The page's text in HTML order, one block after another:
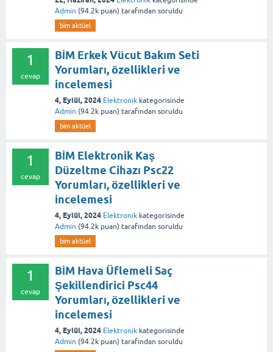
Admin (94.2k puan) tarafından soruldu
bi̇m aktüel
1
cevap
BİM Erkek Vücut Bakım Seti
Yorumları, özellikleri ve
incelemesi
4, Eylül, 2024 Elektronik kategorisinde
Admin (94.2k puan) tarafından soruldu
bi̇m aktüel
1
cevap
BİM Elektronik Kaş
Düzeltme Cihazı Psc22
Yorumları, özellikleri ve
incelemesi
4, Eylül, 2024 Elektronik kategorisinde
Admin (94.2k puan) tarafından soruldu
bi̇m aktüel
1
cevap
BİM Hava Üflemeli Saç
Şekillendirici Psc44
Yorumları, özellikleri ve
incelemesi
4, Eylül, 2024 Elektronik kategorisinde
Admin (94.2k puan) tarafından soruldu